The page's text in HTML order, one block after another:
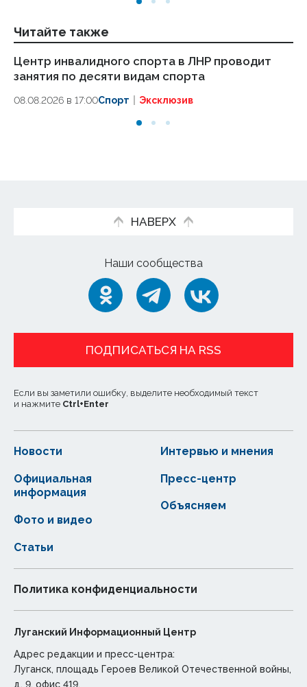
Читайте также
Центр инвалидного спорта в ЛНР проводит
занятия по десяти видам спорта
08.08.2026 в 17:00Спорт Эксклюзив
НАВЕРХ
Наши сообщества
ПОДПИСАТЬСЯ НА RSS
Если вы заметили ошибку, выделите необходимый текст
и нажмите Ctrl+Enter
Новости
Статьи
Официальная
информация
Интервью и мнения
Фото и видео
Пресс-центр
Объясняем
Политика конфиденциальности
Луганский Информационный Центр
Адрес редакции и пресс-центра:
Луганск, площадь Героев Великой Отечественной войны,
д. 9, офис 419.